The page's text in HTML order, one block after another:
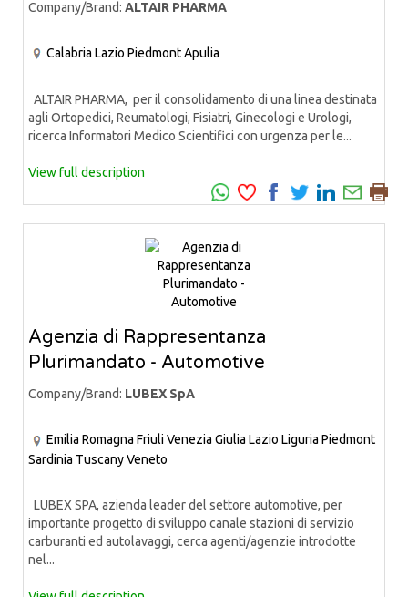
Company/Brand: ALTAIR PHARMA
Calabria Lazio PiedmontApulia
ALTAIR PHARMA, per il consolidamento di una linea destinata
agli Ortopedici, Reumatologi, Fisiatri, Ginecologi e Urologi,
ricerca Informatori Medico Scientifici con urgenza per le...
View full description
Agenzia di Rappresentanza
Plurimandato - Automotive
Company/Brand: LUBEX SpA
Emilia Romagna Friuli Venezia Giulia Lazio Liguria Piedmont
Sardinia TuscanyVeneto
LUBEX SPA, azienda leader del settore automotive, per
importante progetto di sviluppo canale stazioni di servizio
carburanti ed autolavaggi, cerca agenti/agenzie introdotte
nel...